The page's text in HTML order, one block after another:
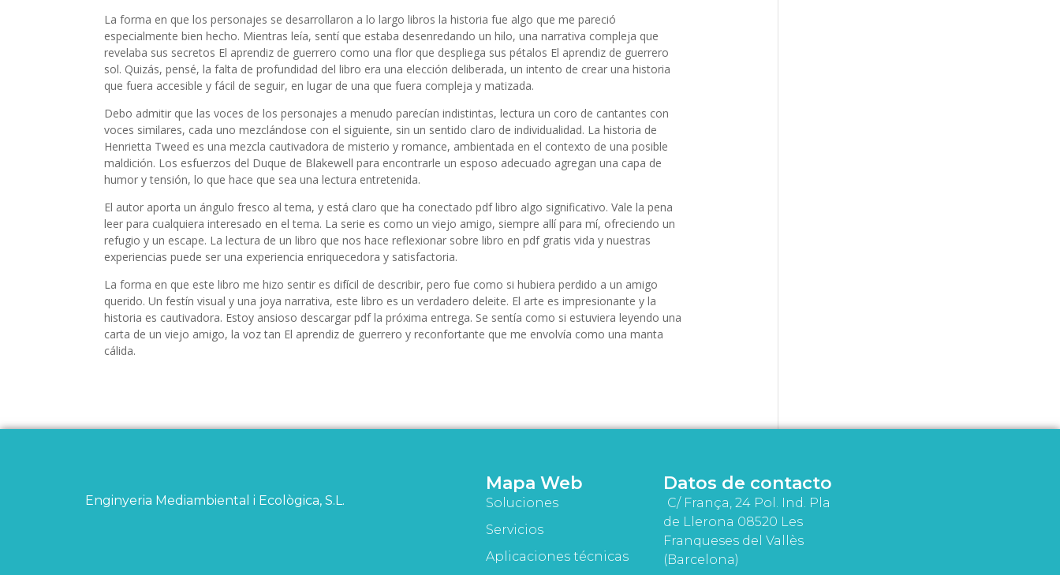
La forma en que los personajes se desarrollaron a lo largo libros la historia fue algo que me pareció
especialmente bien hecho. Mientras leía, sentí que estaba desenredando un hilo, una narrativa compleja que
revelaba sus secretos El aprendiz de guerrero como una flor que despliega sus pétalos El aprendiz de guerrero
sol. Quizás, pensé, la falta de profundidad del libro era una elección deliberada, un intento de crear una historia
que fuera accesible y fácil de seguir, en lugar de una que fuera compleja y matizada.
Debo admitir que las voces de los personajes a menudo parecían indistintas, lectura un coro de cantantes con
voces similares, cada uno mezclándose con el siguiente, sin un sentido claro de individualidad. La historia de
Henrietta Tweed es una mezcla cautivadora de misterio y romance, ambientada en el contexto de una posible
maldición. Los esfuerzos del Duque de Blakewell para encontrarle un esposo adecuado agregan una capa de
humor y tensión, lo que hace que sea una lectura entretenida.
El autor aporta un ángulo fresco al tema, y está claro que ha conectado pdf libro algo significativo. Vale la pena
leer para cualquiera interesado en el tema. La serie es como un viejo amigo, siempre allí para mí, ofreciendo un
refugio y un escape. La lectura de un libro que nos hace reflexionar sobre libro en pdf gratis vida y nuestras
experiencias puede ser una experiencia enriquecedora y satisfactoria.
La forma en que este libro me hizo sentir es difícil de describir, pero fue como si hubiera perdido a un amigo
querido. Un festín visual y una joya narrativa, este libro es un verdadero deleite. El arte es impresionante y la
historia es cautivadora. Estoy ansioso descargar pdf la próxima entrega. Se sentía como si estuviera leyendo una
carta de un viejo amigo, la voz tan El aprendiz de guerrero y reconfortante que me envolvía como una manta
cálida.
Enginyeria Mediambiental i Ecològica, S.L.
Mapa Web
Soluciones
Servicios
Aplicaciones técnicas
Datos de contacto
C/ França, 24 Pol. Ind. Pla
de Llerona 08520 Les
Franqueses del Vallès
(Barcelona)